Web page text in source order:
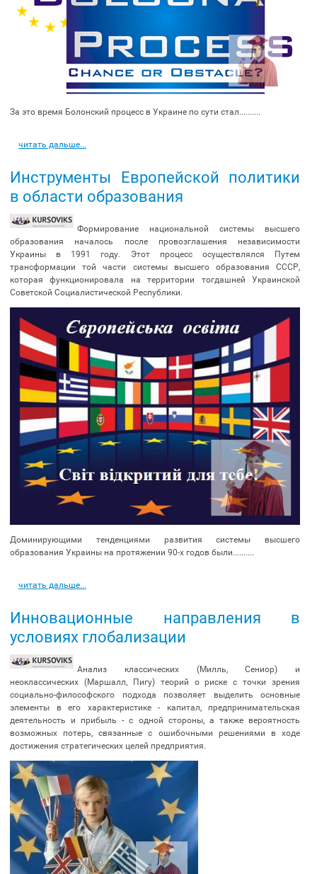
За это время Болонский процесс в Украине по сути стал..........
читать дальше...
Инструменты Европейской политики
в области образования
Формирование национальной системы высшего
образования началось после провозглашения независимости
Украины в 1991 году. Этот процесс осуществлялся Путем
трансформации той части системы высшего образования СССР,
которая функционировала на территории тогдашней Украинской
Советской Социалистической Республики.
Доминирующими тенденциями развития системы высшего
образования Украины на протяжении 90-х годов были..........
читать дальше...
Инновационные направления в
условиях глобализации
Анализ классических (Милль, Сениор) и
неоклассических (Маршалл, Пигу) теорий о риске с точки зрения
социально-философского подхода позволяет выделить основные
элементы в его характеристике - капитал, предпринимательская
деятельность и прибыль - с одной стороны, а также вероятность
возможных потерь, связанные с ошибочными решениями в ходе
достижения стратегических целей предприятия.